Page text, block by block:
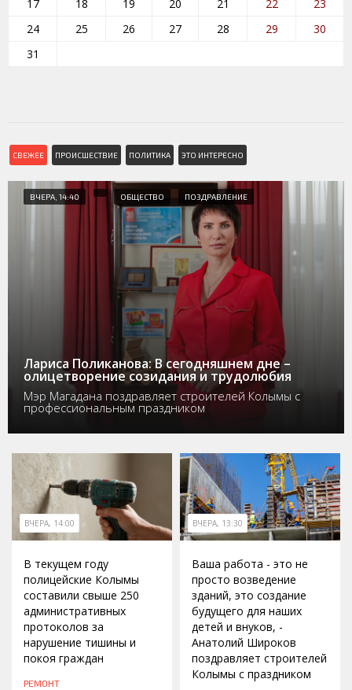
17 18 19 20 21 22
23
24
25 26 27 28 29
30
31
СВЕЖЕЕ ПРОИСШЕСТВИЕ ПОЛИТИКА ЭТО ИНТЕРЕСНО
ВЧЕРА, 14:40 ОБЩЕСТВО ПОЗДРАВЛЕНИЕ
Лариса Поликанова: В сегодняшнем дне –
олицетворение созидания и трудолюбия
Мэр Магадана поздравляет строителей Колымы с
профессиональным праздником
ВЧЕРА, 14:00
В текущем году
полицейские Колымы
составили свыше 250
административных
протоколов за
нарушение тишины и
покоя граждан
РЕМОНТ
ВЧЕРА, 13:30
Ваша работа - это не
просто возведение
зданий, это создание
будущего для наших
детей и внуков, -
Анатолий Широков
поздравляет строителей
Колымы с праздником